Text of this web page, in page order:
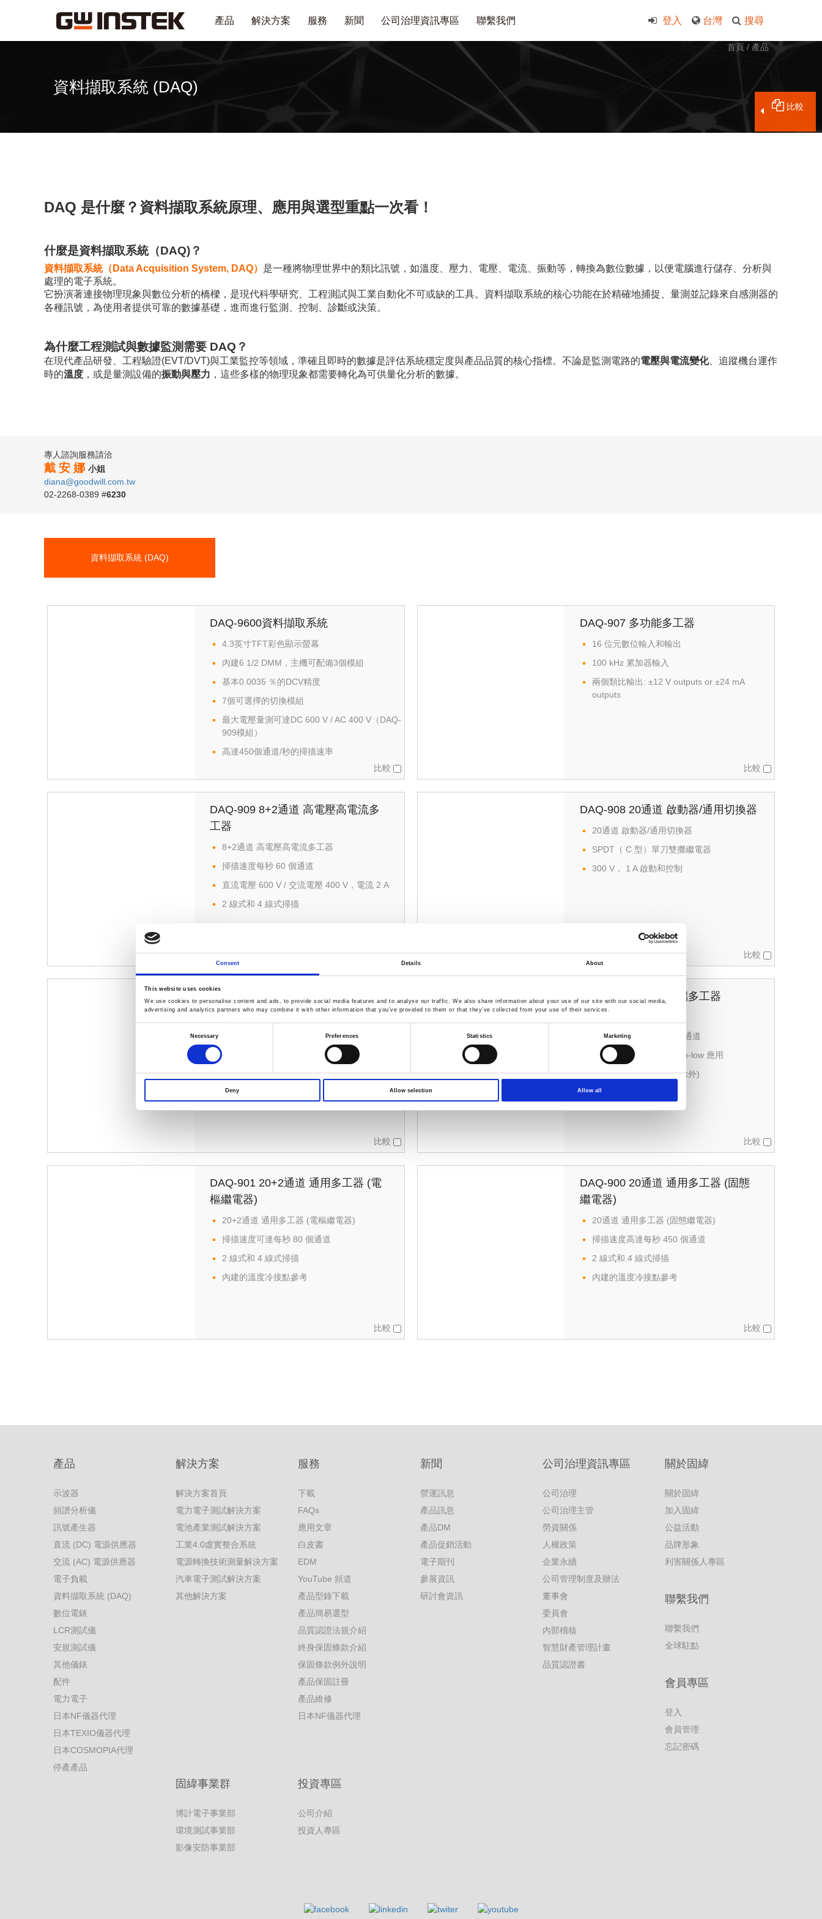
Consent Details About
This website uses cookies
We use cookies to personalise content and ads, to provide social media features and to analyse our traffic. We also share information about your use of our site with our social media,
advertising and analytics partners who may combine it with other information that you’ve provided to them or that they’ve collected from your use of their services.
Necessary Preferences Statistics Marketing
Deny Allow selection Allow all
產品 解決方案 服務 新聞 公司治理資訊專區 聯繫我們 搜尋
台灣
登入
資料擷取系統 (DAQ)
首頁 / 產品
DAQ 是什麼？資料擷取系統原理、應用與選型重點一次看！
什麼是資料擷取系統（DAQ)？
資料擷取系統（Data Acquisition System, DAQ） 是一種將物理世界中的類比訊號，如溫度、壓力、電壓、電流、振動等，轉換為數位數據，以便電腦進行儲存、分析與
處理的電子系統。
它扮演著連接物理現象與數位分析的橋樑，是現代科學研究、工程測試與工業自動化不可或缺的工具。資料擷取系統的核心功能在於精確地捕捉、量測並記錄來自感測器的
各種訊號，為使用者提供可靠的數據基礎，進而進行監測、控制、診斷或決策。
為什麼工程測試與數據監測需要 DAQ？
在現代產品研發、工程驗證(EVT/DVT)與工業監控等領域，準確且即時的數據是評估系統穩定度與產品品質的核心指標。不論是監測電路的電壓與電流變化、追蹤機台運作
時的溫度 ，或是量測設備的振動與壓力 ，這些多樣的物理現象都需要轉化為可供量化分析的數據。
專人諮詢服務請洽
戴 安 娜 小姐
diana@goodwill.com.tw
02-2268-0389 #6230
資料擷取系統 (DAQ)
DAQ-9600資料擷取系統
4.3英寸TFT彩色顯示螢幕
內建6 1/2 DMM，主機可配備3個模組
基本0.0035 ％的DCV精度
7個可選擇的切換模組
最大電壓量測可達DC 600 V / AC 400 V（DAQ-
909模組）
高達450個通道/秒的掃描速率
比較
DAQ-907 多功能多工器
16 位元數位輸入和輸出
100 kHz 累加器輸入
兩個類比輸出: ±12 V outputs or ±24 mA
outputs
比較
DAQ-909 8+2通道 高電壓高電流多
工器
8+2通道 高電壓高電流多工器
掃描速度每秒 60 個通道
直流電壓 600 V / 交流電壓 400 V，電流 2 A
2 線式和 4 線式掃描
比較
DAQ-908 20通道 啟動器/通用切換器
20通道 啟動器/通用切換器
SPDT（ C 型）單刀雙擲繼電器
300 V， 1 A 啟動和控制
比較
DAQ-904 4 x 8 2線式矩陣
300 V ，1 A切換
最高可達 96 個交叉點(3 slots)
比較
DAQ-903 40通道 單端多工器
掃描速度可達每秒 80 個通道
單線切換適用於 common-low 應用
可用於2 線式掃描(電流除外)
比較
DAQ-901 20+2通道 通用多工器 (電
樞繼電器)
20+2通道 通用多工器 (電樞繼電器)
掃描速度可達每秒 80 個通道
2 線式和 4 線式掃描
內建的溫度冷接點參考
比較
DAQ-900 20通道 通用多工器 (固態
繼電器)
20通道 通用多工器 (固態繼電器)
掃描速度高達每秒 450 個通道
2 線式和 4 線式掃描
內建的溫度冷接點參考
比較
比較
產品
示波器
頻譜分析儀
訊號產生器
直流 (DC) 電源供應器
交流 (AC) 電源供應器
電子負載
資料擷取系統 (DAQ)
數位電錶
LCR測試儀
安規測試儀
其他儀錶
配件
電力電子
日本NF儀器代理
日本TEXIO儀器代理
日本COSMOPIA代理
停產產品
解決方案
解決方案首頁
電力電子測試解決方案
電池產業測試解決方案
工業4.0虛實整合系統
電源轉換技術測量解決方案
汽車電子測試解決方案
其他解決方案
服務
下載
FAQs
應用文章
白皮書
EDM
YouTube 頻道
產品型錄下載
產品簡易選型
品質認證法規介紹
終身保固條款介紹
保固條款例外說明
產品保固註冊
產品維修
日本NF儀器代理
新聞
營運訊息
產品訊息
產品DM
產品促銷活動
電子期刊
參展資訊
研討會資訊
公司治理資訊專區
公司治理
公司治理主管
勞資關係
人權政策
企業永續
公司管理制度及辦法
董事會
委員會
內部稽核
智慧財產管理計畫
品質認證書
關於固緯
關於固緯
加入固緯
公益活動
品牌形象
利害關係人專區
聯繫我們
聯繫我們
全球駐點
會員專區
登入
會員管理
忘記密碼
固緯事業群
博計電子事業部
環境測試事業部
影像安防事業部
投資專區
公司介紹
投資人專區